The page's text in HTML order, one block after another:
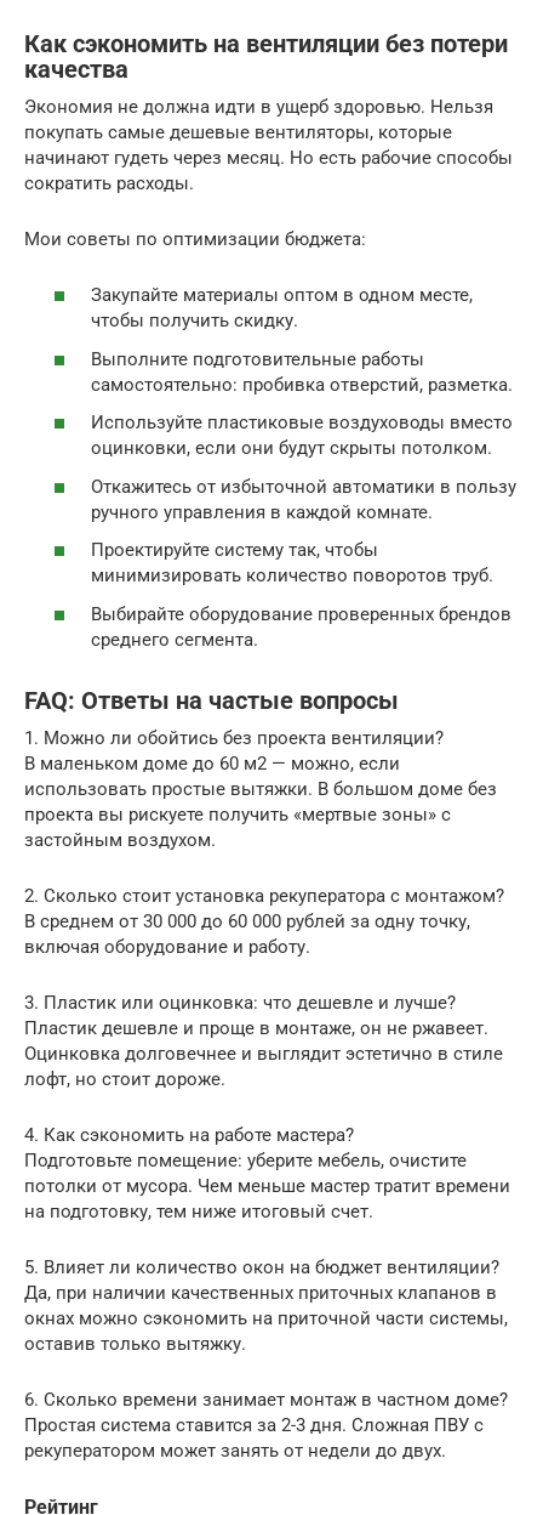
Как сэкономить на вентиляции без потери
качества
Экономия не должна идти в ущерб здоровью. Нельзя
покупать самые дешевые вентиляторы, которые
начинают гудеть через месяц. Но есть рабочие способы
сократить расходы.
Мои советы по оптимизации бюджета:
Закупайте материалы оптом в одном месте,
чтобы получить скидку.
Выполните подготовительные работы
самостоятельно: пробивка отверстий, разметка.
Используйте пластиковые воздуховоды вместо
оцинковки, если они будут скрыты потолком.
Откажитесь от избыточной автоматики в пользу
ручного управления в каждой комнате.
Проектируйте систему так, чтобы
минимизировать количество поворотов труб.
Выбирайте оборудование проверенных брендов
среднего сегмента.
FAQ: Ответы на частые вопросы
1. Можно ли обойтись без проекта вентиляции?
В маленьком доме до 60 м2 — можно, если
использовать простые вытяжки. В большом доме без
проекта вы рискуете получить «мертвые зоны» с
застойным воздухом.
2. Сколько стоит установка рекуператора с монтажом?
В среднем от 30 000 до 60 000 рублей за одну точку,
включая оборудование и работу.
3. Пластик или оцинковка: что дешевле и лучше?
Пластик дешевле и проще в монтаже, он не ржавеет.
Оцинковка долговечнее и выглядит эстетично в стиле
лофт, но стоит дороже.
4. Как сэкономить на работе мастера?
Подготовьте помещение: уберите мебель, очистите
потолки от мусора. Чем меньше мастер тратит времени
на подготовку, тем ниже итоговый счет.
5. Влияет ли количество окон на бюджет вентиляции?
Да, при наличии качественных приточных клапанов в
окнах можно сэкономить на приточной части системы,
оставив только вытяжку.
6. Сколько времени занимает монтаж в частном доме?
Простая система ставится за 2-3 дня. Сложная ПВУ с
рекуператором может занять от недели до двух.
Рейтинг